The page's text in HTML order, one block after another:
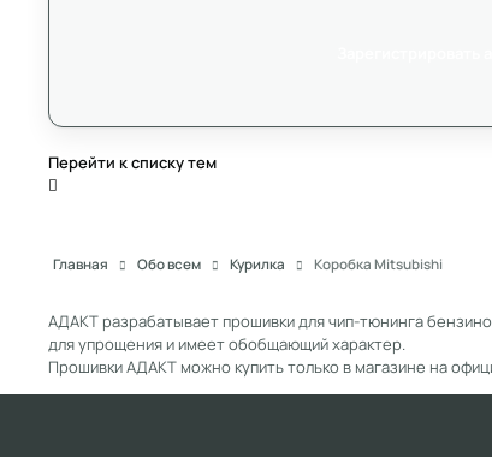
Перейти к списку тем
Главная Обо всем Курилка Коробка Mitsubishi
АДАКТ разрабатывает прошивки для чип-тюнинга
для упрощения и имеет обобщающий характер.
Прошивки АДАКТ можно купить только в магазине на